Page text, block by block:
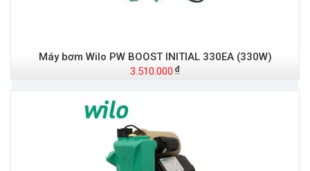
Máy bơm Wilo PW BOOST INITIAL 330EA (330W)
3.510.000